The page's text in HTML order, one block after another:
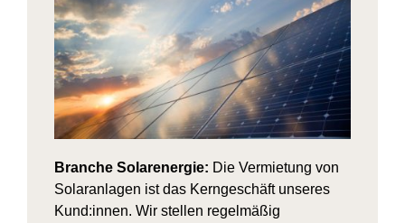
Branche Solarenergie: Die Vermietung von
Solaranlagen ist das Kerngeschäft unseres
Kund:innen. Wir stellen regelmäßig